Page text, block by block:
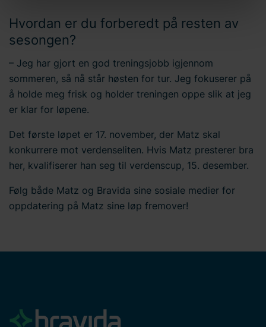
Holding AB er behandlingsansvarlig for
informasjonskapsler og behandling av
informasjonskapslerherpå nettstedet vårt. I tillegg finner
du informasjon om hvordan du kontakter oss og hvordan
vi behandler personopplysninger. Skriv inn din
samtykke-ID og datoen du kontaktet oss angående
Hvordan er du forberedt på resten av
sesongen?
– Jeg har gjort en god treningsjobb igjennom
sommeren, så nå står høsten for tur. Jeg fokuserer på
å holde meg frisk og holder treningen oppe slik at jeg
er klar for løpene.
Det første løpet er 17. november, der Matz skal
konkurrere mot verdenseliten. Hvis Matz presterer bra
her, kvalifiserer han seg til verdenscup, 15. desember.
Følg både Matz og Bravida sine sosiale medier for
oppdatering på Matz sine løp fremover!